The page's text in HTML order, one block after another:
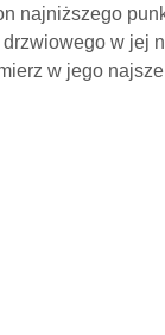
najniższego
w jej
w jego